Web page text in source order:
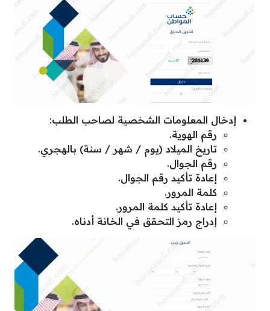
إدخال المعلومات الشخصية لصاحب الطلب:
رقم الهوية.
تاريخ الميلاد (يوم / شهر / سنة) بالهجري.
رقم الجوال.
إعادة تأكيد رقم الجوال.
كلمة المرور.
إعادة تأكيد كلمة المرور.
إدراج رمز التحقق في الخانة أدناه.